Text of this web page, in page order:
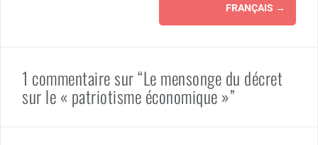
FRANÇAIS →
1 commentaire sur “Le mensonge du décret
sur le « patriotisme économique »”